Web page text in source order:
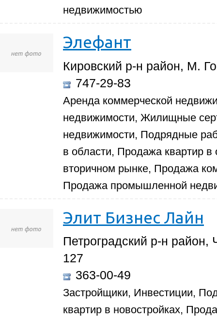
недвижимостью
Элефант
Кировский р-н район, М.
747-29-83
Аренда коммерческой
недвижимости, Жилищные
недвижимости, Подрядные
в области, Продажа квартир
вторичном рынке, Продажа
Продажа промышленной
Элит Бизнес Лайн
Петроградский р-н
127
363-00-49
Застройщики, Инвестиции,
квартир в новостройках,